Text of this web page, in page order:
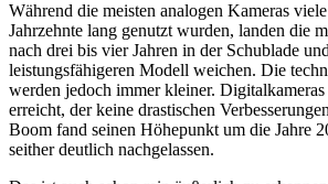
Während die meisten analogen Kameras
Jahrzehnte lang genutzt wurden, landen die
nach drei bis vier Jahren in der Schublade
leistungsfähigeren Modell weichen. Die
werden jedoch immer kleiner. Digitalkameras
erreicht, der keine drastischen
Boom fand seinen Höhepunkt um die Jahre
seither deutlich nachgelassen.